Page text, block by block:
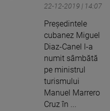
22-12-2019 | 14:07
Preşedintele
cubanez Miguel
Diaz-Canel l-a
numit sâmbătă
pe ministrul
turismului
Manuel Marrero
Cruz în ...